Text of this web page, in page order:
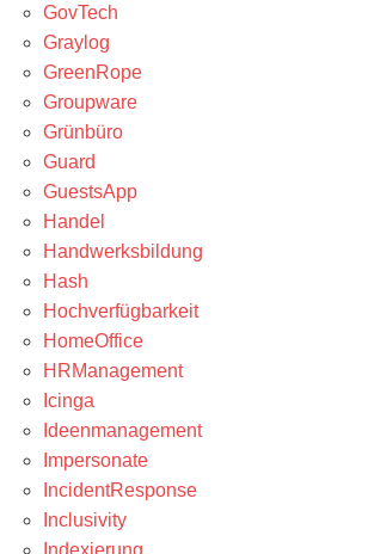
GovTech
Graylog
GreenRope
Groupware
Grünbüro
Guard
GuestsApp
Handel
Handwerksbildung
Hash
Hochverfügbarkeit
HomeOffice
HRManagement
Icinga
Ideenmanagement
Impersonate
IncidentResponse
Inclusivity
Indexierung